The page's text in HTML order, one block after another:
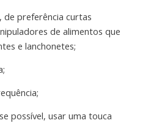
de preferência curtas
de alimentos que
e lanchonetes;
possível, usar uma touca